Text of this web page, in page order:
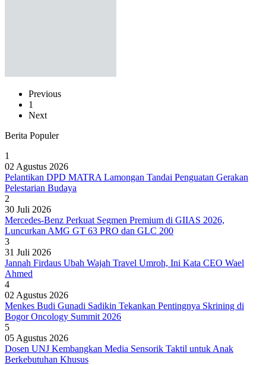
Previous
1
Next
Berita Populer
1
02 Agustus 2026
Pelantikan DPD MATRA Lamongan Tandai Penguatan Gerakan
Pelestarian Budaya
2
30 Juli 2026
Mercedes-Benz Perkuat Segmen Premium di GIIAS 2026,
Luncurkan AMG GT 63 PRO dan GLC 200
3
31 Juli 2026
Jannah Firdaus Ubah Wajah Travel Umroh, Ini Kata CEO Wael
Ahmed
4
02 Agustus 2026
Menkes Budi Gunadi Sadikin Tekankan Pentingnya Skrining di
Bogor Oncology Summit 2026
5
05 Agustus 2026
Dosen UNJ Kembangkan Media Sensorik Taktil untuk Anak
Berkebutuhan Khusus